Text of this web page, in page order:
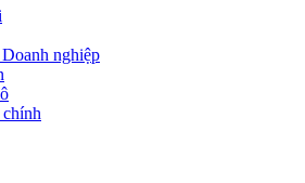
nghiệp